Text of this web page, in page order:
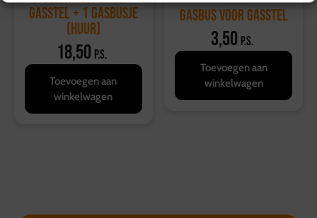
gasstel + 1 gasbusje
(huur)
18,50 p.s.
Toevoegen aan
winkelwagen
Gasbus voor gasstel
3,50 p.s.
Toevoegen aan
winkelwagen